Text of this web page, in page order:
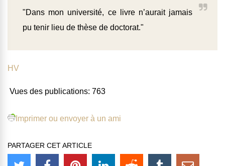
"Dans mon université, ce livre n’aurait jamais
pu tenir lieu de thèse de doctorat."
HV
Vues des publications: 763
Imprimer ou envoyer à un ami
PARTAGER CET ARTICLE